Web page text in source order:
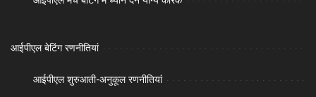
आईपीएल बेटिंग रणनीतियां
आईपीएल शुरुआती-अनुकूल रणनीतियां